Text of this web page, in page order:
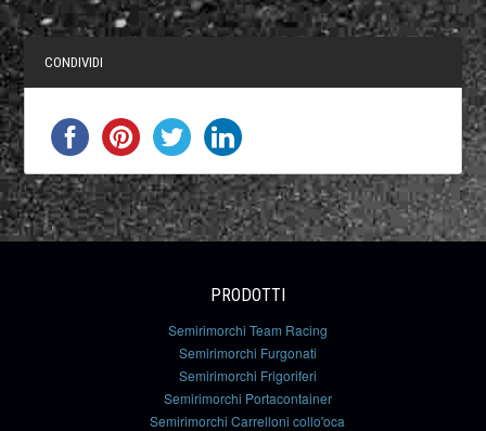
CONDIVIDI
PRODOTTI
Semirimorchi Team Racing
Semirimorchi Furgonati
Semirimorchi Frigoriferi
Semirimorchi Portacontainer
Semirimorchi Carrelloni collo'oca